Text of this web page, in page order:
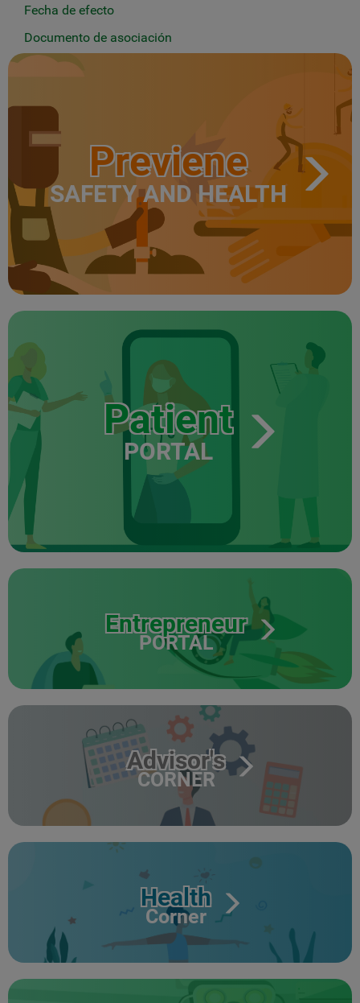
Fecha de efecto
Documento de asociación
Previene
SAFETY AND HEALTH
Patient
PORTAL
Entrepreneur
PORTAL
Advisor's
CORNER
Health
Corner